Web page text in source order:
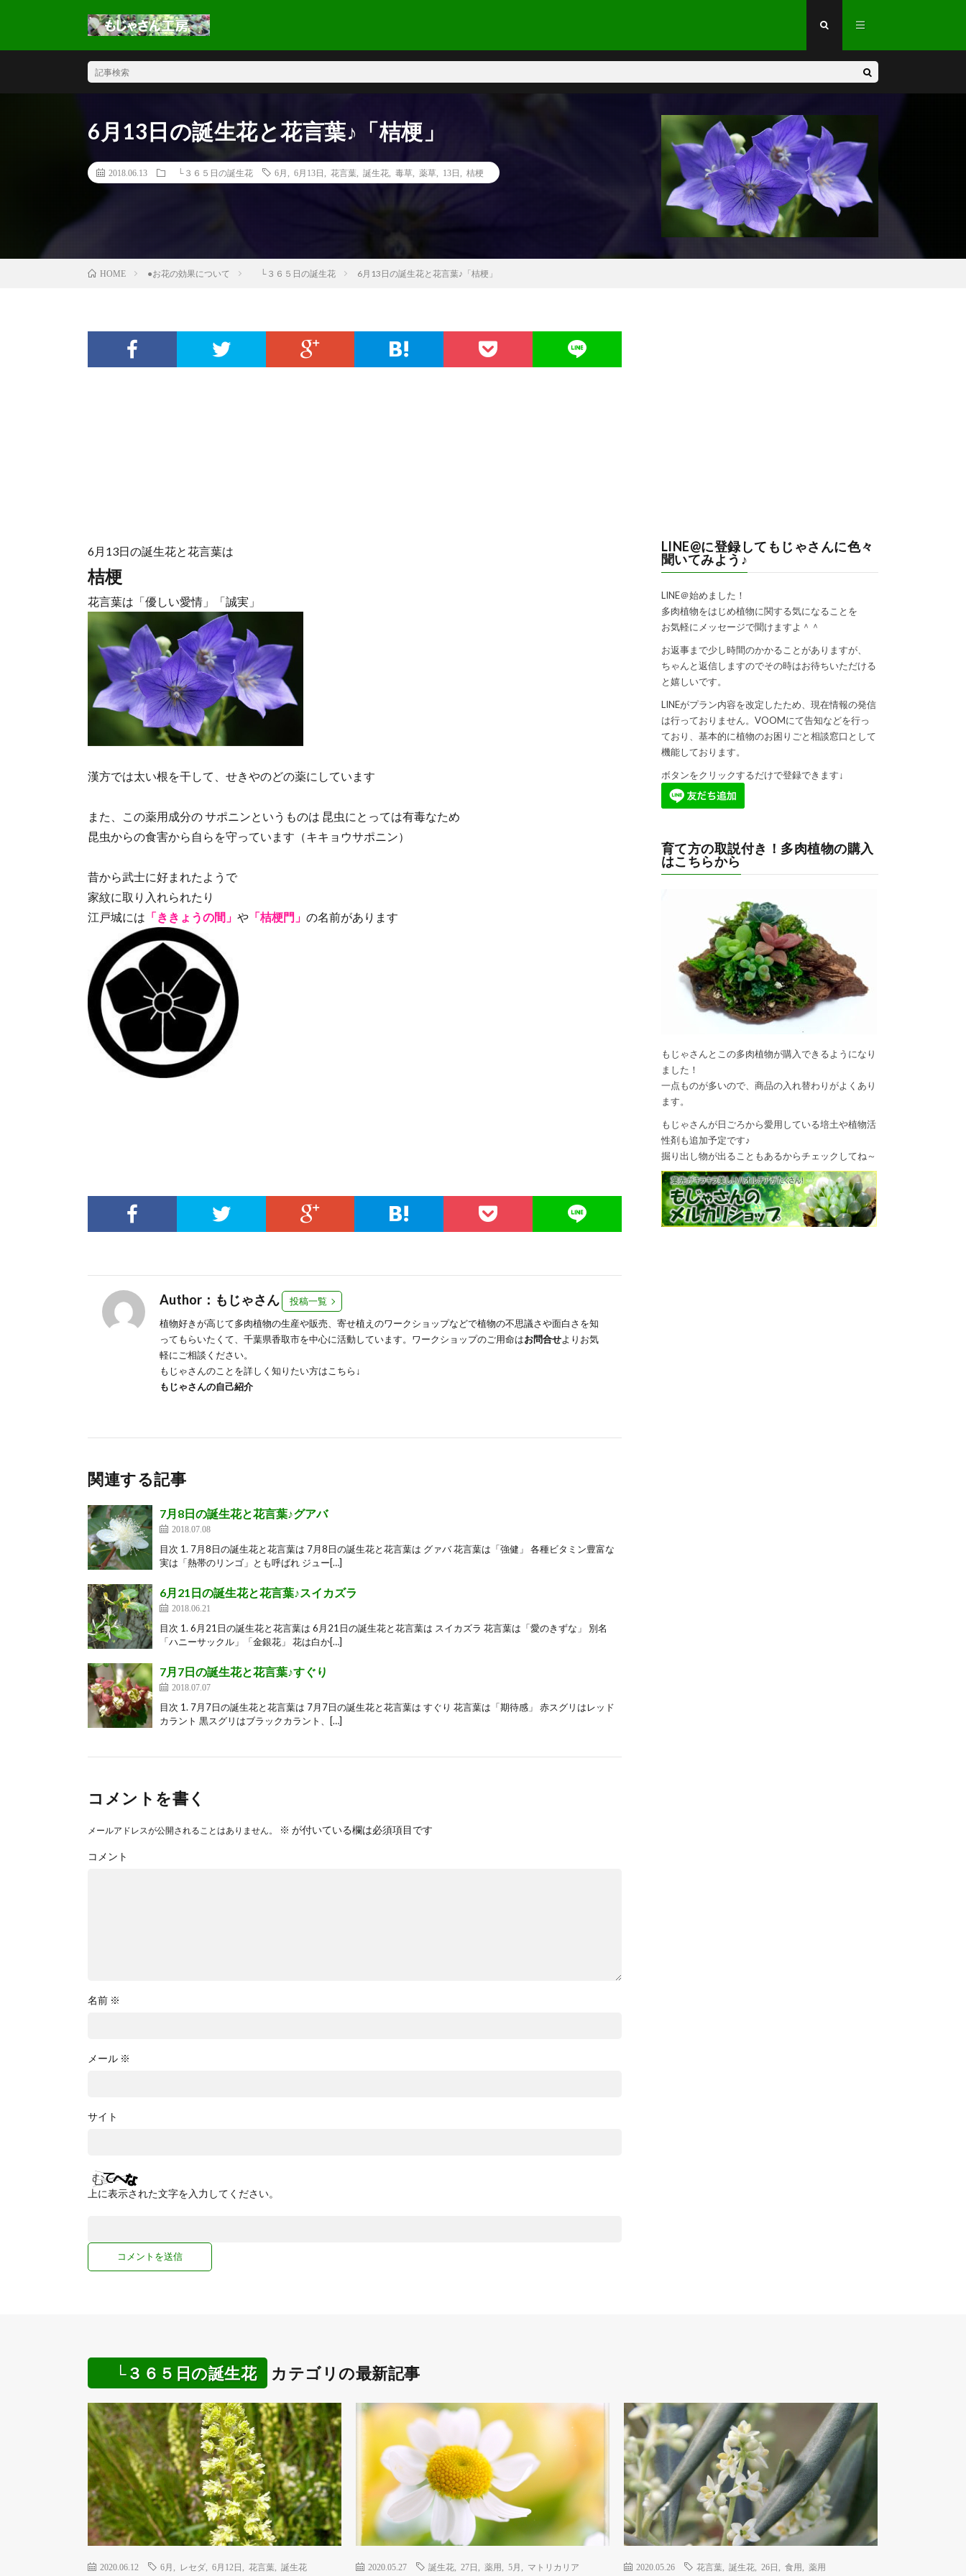
6月13日の誕生花と花言葉♪「桔梗」
2018.06.13 └３６５日の誕生花 6月 6月13日 花言葉 誕生花 毒草 薬草 13日 桔梗
HOME ●お花の効果について └３６５日の誕生花 6月13日の誕生花と花言葉♪「桔梗」
6月13日の誕生花と花言葉は
桔梗
花言葉は「優しい愛情」「誠実」
漢方では太い根を干して、せきやのどの薬にしています
また、この薬用成分の サポニンというものは 昆虫にとっては有毒なため
昆虫からの食害から自らを守っています （キキョウサポニン）
昔から武士に好まれたようで
家紋に取り入れられたり
江戸城には 「ききょうの間」 や 「桔梗門」 の名前があります
Author：もじゃさん
投稿一覧
植物好きが高じて多肉植物の生産や販売、寄せ植えのワークショップなどで植物の不思議さや面白さを知
ってもらいたくて、千葉県香取市を中心に活動しています。ワークショップのご用命はお問合せよりお気
軽にご相談ください。
もじゃさんのことを詳しく知りたい方はこちら↓
もじゃさんの自己紹介
関連する記事
7月8日の誕生花と花言葉♪グアバ
2018.07.08
目次 1. 7月8日の誕生花と花言葉は 7月8日の誕生花と花言葉は グァバ 花言葉は「強健」 各種ビタミン豊富な
実は「熱帯のリンゴ」とも呼ばれ ジュー[…]
6月21日の誕生花と花言葉♪スイカズラ
2018.06.21
目次 1. 6月21日の誕生花と花言葉は 6月21日の誕生花と花言葉は スイカズラ 花言葉は「愛のきずな」 別名
「ハニーサックル」「金銀花」 花は白か[…]
7月7日の誕生花と花言葉♪すぐり
2018.07.07
目次 1. 7月7日の誕生花と花言葉は 7月7日の誕生花と花言葉は すぐり 花言葉は「期待感」 赤スグリはレッド
カラント 黒スグリはブラックカラント、[…]
コメントを書く
メールアドレスが公開されることはありません。 ※ が付いている欄は必須項目です
コメント
名前 ※
メール ※
サイト
上に表示された文字を入力してください。
LINE@に登録してもじゃさんに色々
聞いてみよう♪
LINE＠始めました！
多肉植物をはじめ植物に関する気になることを
お気軽にメッセージで聞けますよ＾＾
お返事まで少し時間のかかることがありますが、
ちゃんと返信しますのでその時はお待ちいただける
と嬉しいです。
LINEがプラン内容を改定したため、現在情報の発信
は行っておりません。VOOMにて告知などを行っ
ており、基本的に植物のお困りごと相談窓口として
機能しております。
ボタンをクリックするだけで登録できます↓
育て方の取説付き！多肉植物の購入
はこちらから
もじゃさんとこの多肉植物が購入できるようになり
ました！
一点ものが多いので、商品の入れ替わりがよくあり
ます。
もじゃさんが日ごろから愛用している培土や植物活
性剤も追加予定です♪
掘り出し物が出ることもあるからチェックしてね～
└３６５日の誕生花 カテゴリの最新記事
2020.06.12 6月 レセダ 6月12日 花言葉 誕生花 2020.05.27 誕生花, 27日 薬用 5月 マトリカリア 2020.05.26 花言葉, 誕生花, 26日 食用 薬用